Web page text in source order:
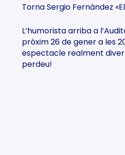
Torna Sergio Fernández
L’humorista arriba a
pròxim 26 de gener a les
espectacle realment
perdeu!